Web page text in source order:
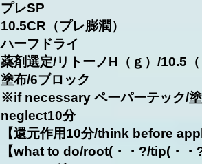
プレSP
10.5CR（プレ膨潤）
ハーフドライ
薬剤選定/リトーノH（ｇ）/10.5
塗布/6ブロック
※if necessary ペーパーテック/
neglect10分
【還元作用10分/think before
【what to do/root(・・?/tip(・・